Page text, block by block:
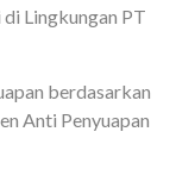
Lingkungan PT
berdasarkan
Anti Penyuapan